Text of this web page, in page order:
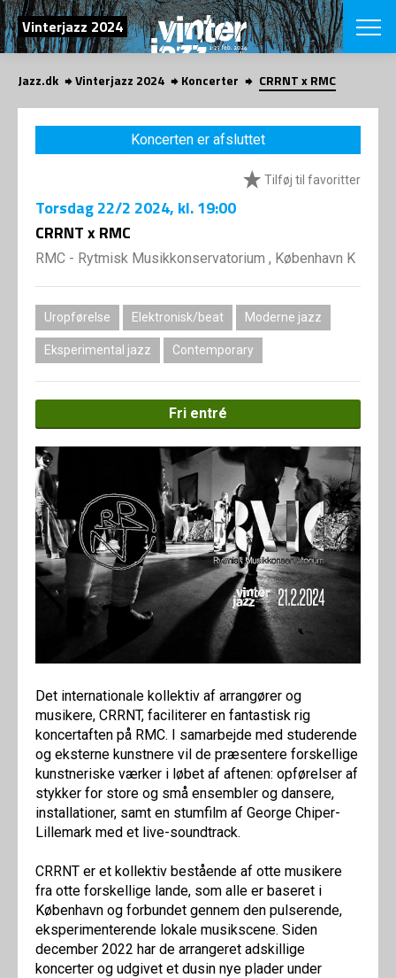
SØG
Vinterjazz 2024
English
VÆLG
COPENHAGEN
App
INFO
Presse/
Om
Om fonden
Om
Jazz.dk Vinterjazz 2024 Koncerter CRRNT x RMC
Koncerten er afsluttet
Tilføj til favoritter
Torsdag22/2 2024, kl. 19:00
CRRNT x RMC
RMC - Rytmisk Musikkonservatorium , København K
Uropførelse Elektronisk/beat Moderne jazz
Eksperimental jazz Contemporary
Fri entré
Det internationale kollektiv af arrangører og
musikere, CRRNT, faciliterer en fantastisk rig
koncertaften på RMC. I samarbejde med studerende
og eksterne kunstnere vil de præsentere forskellige
kunstneriske værker i løbet af aftenen: opførelser af
stykker for store og små ensembler og dansere,
installationer, samt en stumfilm af George Chiper-
Lillemark med et live-soundtrack.
CRRNT er et kollektiv bestående af otte musikere
fra otte forskellige lande, som alle er baseret i
København og forbundet gennem den pulserende,
eksperimenterende lokale musikscene. Siden
december 2022 har de arrangeret adskillige
koncerter og udgivet et dusin nye plader under